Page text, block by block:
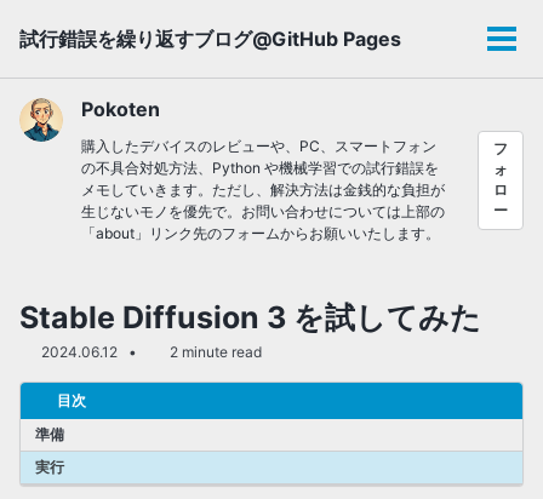
primary
navigation
content
footer
試行錯誤を繰り返すブログ@GitHub Pages
メ
ニ
ー
Pokoten
購入したデバイスのレビューや、PC、スマートフォン
の不具合対処方法、Python や機械学習での試行錯誤を
メモしていきます。ただし、解決方法は金銭的な負担が
生じないモノを優先で。お問い合わせについては上部の
「about」リンク先のフォームからお願いいたします。
フ
ォ
ロ
ー
Stable Diffusion 3 を試してみた
2024.06.12 2 minute read
目次
準備
実行